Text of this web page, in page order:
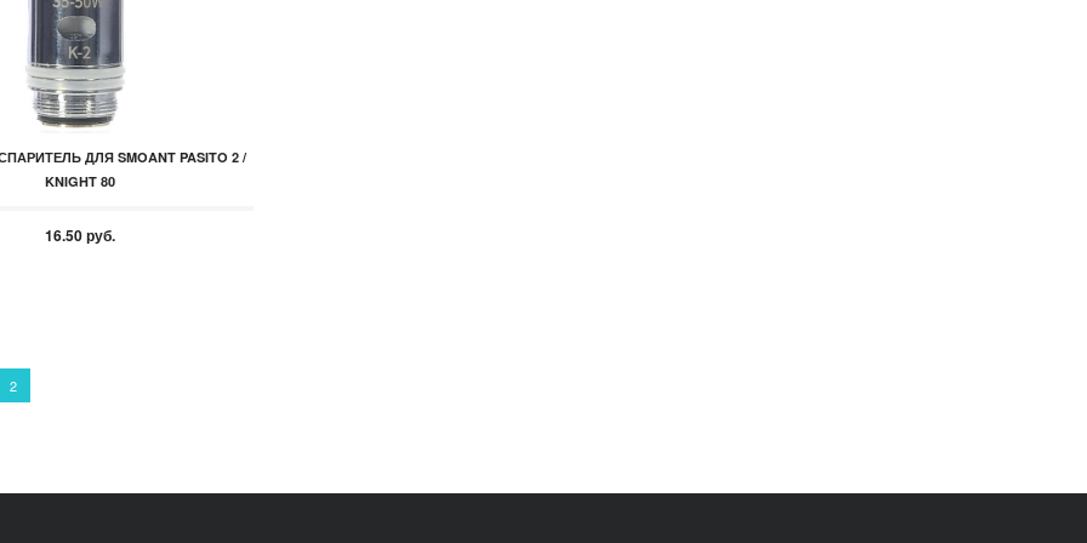
ДЛЯ SMOANT PASITO 2 /
KNIGHT 80
16.50 руб.
navigation
2